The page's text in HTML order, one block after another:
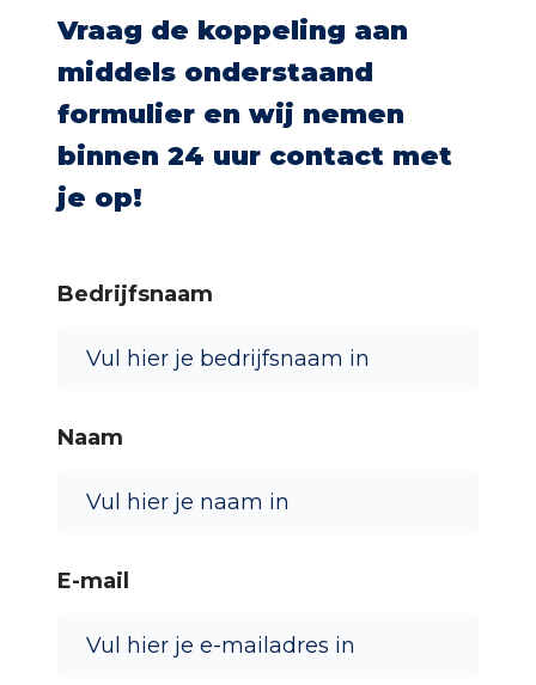
Ons proces
Cases
Vraag de koppeling aan
middels onderstaand
formulier en wij nemen
binnen 24 uur contact met
je op!
Bedrijfsnaam
Naam
E-mail